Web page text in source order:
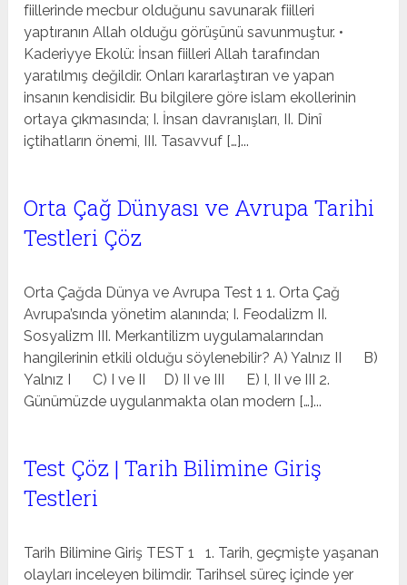
fiillerinde mecbur olduğunu savunarak fiilleri
yaptıranın Allah olduğu görüşünü savunmuştur. •
Kaderiyye Ekolü: İnsan fiilleri Allah tarafından
yaratılmış değildir. Onları kararlaştıran ve yapan
insanın kendisidir. Bu bilgilere göre islam ekollerinin
ortaya çıkmasında; I. İnsan davranışları, II. Dinî
içtihatların önemi, III. Tasavvuf […]...
Orta Çağ Dünyası ve Avrupa Tarihi
Testleri Çöz
Orta Çağda Dünya ve Avrupa Test 1 1. Orta Çağ
Avrupa’sında yönetim alanında; I. Feodalizm II.
Sosyalizm III. Merkantilizm uygulamalarından
hangilerinin etkili olduğu söylenebilir? A) Yalnız II B)
Yalnız I C) I ve II D) II ve III E) I, II ve III 2.
Günümüzde uygulanmakta olan modern […]...
Test Çöz | Tarih Bilimine Giriş
Testleri
Tarih Bilimine Giriş TEST 1 1. Tarih, geçmişte yaşanan
olayları inceleyen bilimdir. Tarihsel süreç içinde yer